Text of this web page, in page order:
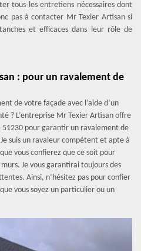
tous les entretiens nécessaires dont
pas à contacter Mr Texier Artisan si
et efficaces dans leur rôle de
: pour un ravalement de
de votre façade avec l’aide d’un
? L’entreprise Mr Texier Artisan offre
51230 pour garantir un ravalement de
suis un ravaleur compétent et apte à
vous confierez que ce soit pour
Je vous garantirai toujours des
Ainsi, n’hésitez pas pour confier
vous soyez un particulier ou un